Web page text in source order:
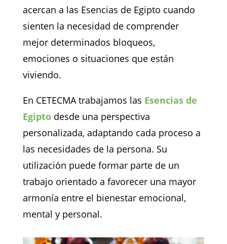
acercan a las Esencias de Egipto cuando
sienten la necesidad de comprender
mejor determinados bloqueos,
emociones o situaciones que están
viviendo.
En CETECMA trabajamos las Esencias de
Egiptodesde una perspectiva
personalizada, adaptando cada proceso a
las necesidades de la persona. Su
utilización puede formar parte de un
trabajo orientado a favorecer una mayor
armonía entre el bienestar emocional,
mental y personal.